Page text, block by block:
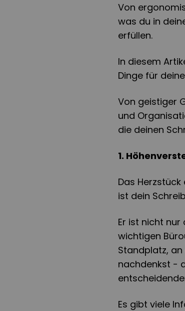
Von
was du in
erfüllen.
In diesem
Dinge für
Von geistiger
und
die deinen
1.
Das
ist dein
Er ist nicht
wichtigen
Standplatz,
nachdenkst -
Es gibt viele